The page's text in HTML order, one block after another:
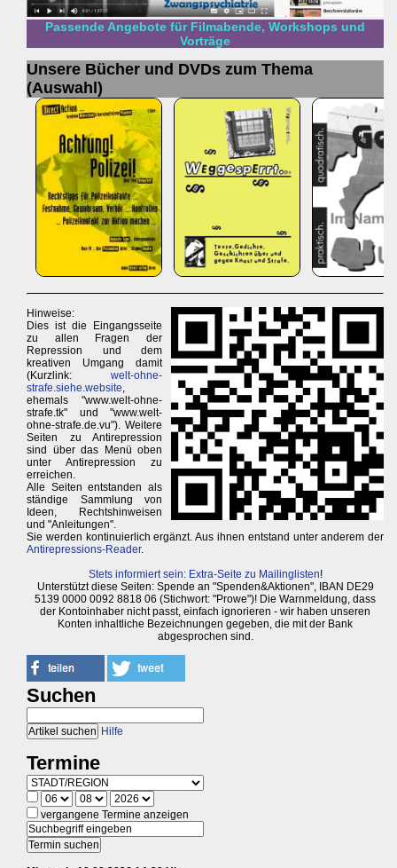
Passende Angebote für Filmabende, Workshops und
Vorträge
Unsere Bücher und DVDs zum Thema
(Auswahl)
Hinweise:
Dies ist die Eingangsseite
zu allen Fragen der
Repression und dem
kreativen Umgang damit
(Kurzlink:welt-ohne-
strafe.siehe.website
ehemals "www.welt-ohne-
strafe.tk" und "www.welt-
ohne-strafe.de.vu"). Weitere
Seiten zu Antirepression
sind über das Menü oben
unter Antirepression zu
erreichen.
Alle Seiten entstanden als
ständige Sammlung von
Ideen, Rechtshinweisen
und "Anleitungen".
Sie werden kontinuierlich ergänzt. Aus ihnen entstand unter anderem der
Antirepressions-Reader.
Stets informiert sein: Extra-Seite zu Mailinglisten!
Unterstützt diese Seiten: Spende an "Spenden&Aktionen", IBAN DE29
5139 0000 0092 8818 06 (Stichwort: "Prowe")! Die Warnmeldung, dass
der Kontoinhaber nicht passt, einfach ignorieren - wir haben unseren
Konten inhaltliche Bezeichnungen gegeben, die mit der Bank
abgesprochen sind.
Suchen
Hilfe
Termine
vergangene Termine anzeigen